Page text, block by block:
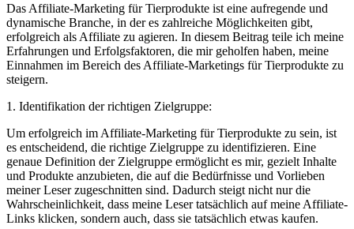
Das Affiliate-Marketing für Tierprodukte ist⁤ eine aufregende und
dynamische ‍Branche,⁣ in der es zahlreiche Möglichkeiten⁢ gibt,
erfolgreich als Affiliate zu agieren. In diesem Beitrag​ teile ich meine⁢
Erfahrungen und Erfolgsfaktoren, die mir geholfen haben,⁢ meine
‍Einnahmen ⁢im‌ Bereich ⁤des Affiliate-Marketings für ‌Tierprodukte zu
steigern.
1. Identifikation‍ der⁢ richtigen Zielgruppe:
Um erfolgreich im ​Affiliate-Marketing für ⁤Tierprodukte zu sein, ist
es entscheidend, die richtige​ Zielgruppe zu identifizieren. Eine
genaue ⁣Definition der Zielgruppe ⁢ermöglicht es ‍mir, gezielt Inhalte
und Produkte anzubieten, die auf die Bedürfnisse und ‌Vorlieben
‌meiner Leser​ zugeschnitten sind.⁣ Dadurch steigt⁢ nicht nur die
Wahrscheinlichkeit, dass meine Leser tatsächlich auf meine Affiliate-
Links klicken, sondern auch, ⁢dass sie‍ tatsächlich⁤ etwas kaufen.